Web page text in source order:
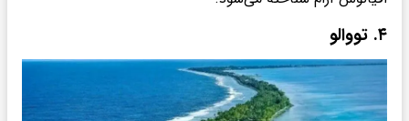
۴. تووالو